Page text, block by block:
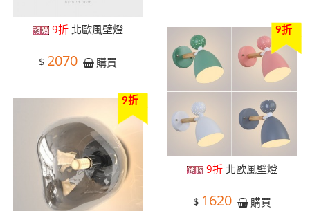
9折 北歐風壁燈
$ 2070 購買
9折
9折北歐風壁燈
$ 1620 購買
9折